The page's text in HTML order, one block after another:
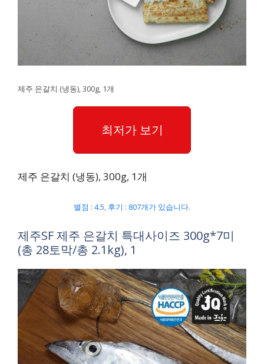
제주 은갈치 (냉동), 300g, 1개
최저가 보기
제주 은갈치 (냉동), 300g, 1개
별점 : 4.5, 후기 : 807개가 있습니다.
제주SF 제주 은갈치 특대사이즈 300g*7미
(총 28토막/총 2.1kg), 1